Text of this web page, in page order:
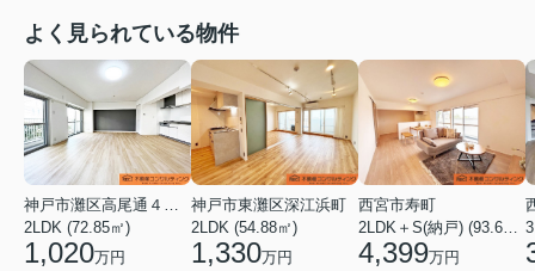
よく見られている物件
神戸市灘区高尾通４丁目
2LDK (72.85㎡)
1,020万円
神戸市東灘区深江浜町
2LDK (54.88㎡)
1,330万円
西宮市寿町
2LDK＋S(納戸) (93.60㎡)
4,399万円